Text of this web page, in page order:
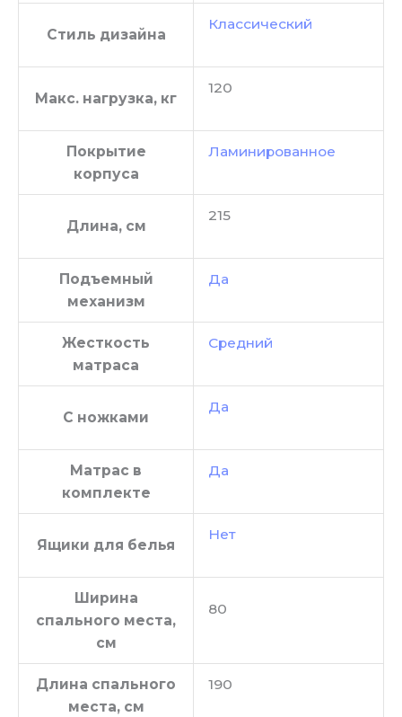
Стиль дизайна
Классический
Макс. нагрузка, кг
120
Покрытие
корпуса
Ламинированное
Длина, см
215
Подъемный
механизм
Да
Жесткость
матраса
Средний
С ножками
Да
Матрас в
комплекте
Да
Ящики для белья
Нет
Ширина
спального места,
см
80
Длина спального
места, см
190